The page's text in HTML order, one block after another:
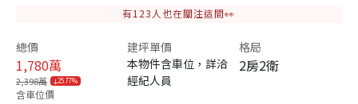
有123 人也在關注這間👀
總價
1,780萬
2,398萬 25.77%
含車位價
建坪單價
本物件含車位，詳洽
經紀人員
格局
2房2衛